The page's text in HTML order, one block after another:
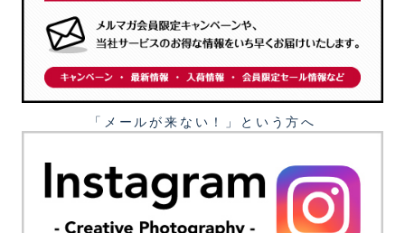
「メールが来ない！」という⽅へ